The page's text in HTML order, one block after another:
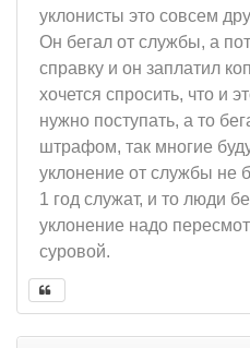
уклонисты это совсем
Он бегал от службы, а
справку и он заплатил
хочется спросить, что и
нужно поступать, а то
штрафом, так многие
уклонение от службы не
1 год служат, и то люди
уклонение надо
суровой.